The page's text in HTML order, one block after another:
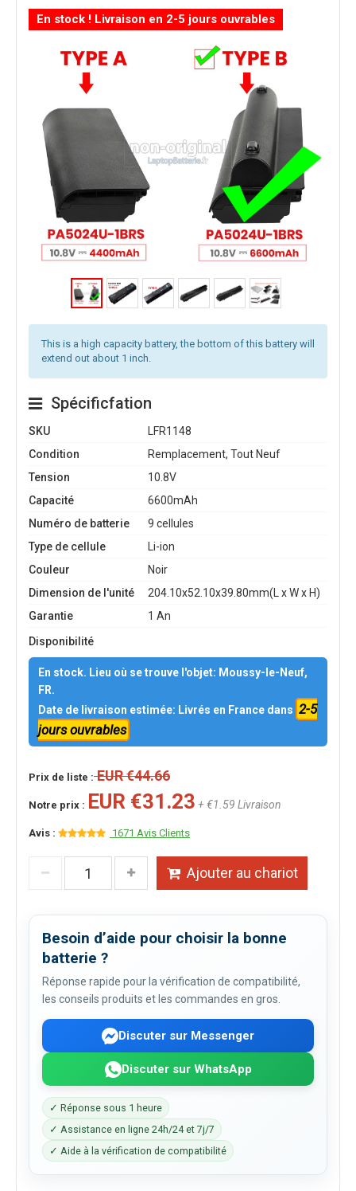
En stock ! Livraison en 2-5 jours ouvrables
This is a high capacity battery, the bottom of this battery will
extend out about 1 inch.
Spécificfation
SKU
LFR1148
Condition
Remplacement, Tout Neuf
Tension
10.8V
Capacité
6600mAh
Numéro de batterie
9 cellules
Type de cellule
Li-ion
Couleur
Noir
Dimension de l'unité
204.10x52.10x39.80mm(L x W x H)
Garantie
1 An
Disponibilité
En stock. Lieu où se trouve l'objet: Moussy-le-Neuf,
FR.
Date de livraison estimée: Livrés en France dans 2-5
jours ouvrables
Prix de liste :EUR €44.66
Notre prix : EUR €31.23 + €1.59 Livraison
Avis : 1671 Avis Clients
Ajouter au chariot
Besoin d’aide pour choisir la bonne
batterie ?
Réponse rapide pour la vérification de compatibilité,
les conseils produits et les commandes en gros.
Discuter sur Messenger
Discuter sur WhatsApp
✓ Réponse sous 1 heure
✓ Assistance en ligne 24h/24 et 7j/7
✓ Aide à la vérification de compatibilité